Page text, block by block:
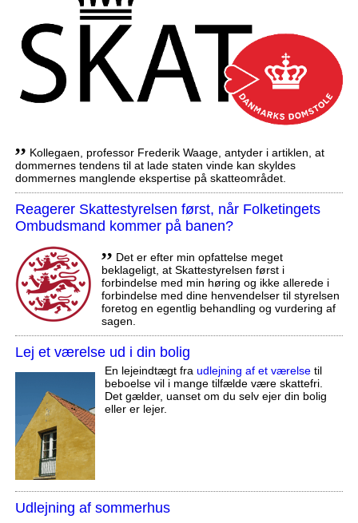
,, Kollegaen, professor Frederik Waage, antyder i artiklen, at
dommernes tendens til at lade staten vinde kan skyldes
dommernes manglende ekspertise på skatteområdet.
Reagerer Skattestyrelsen først, når Folketingets
Ombudsmand kommer på banen?
,, Det er efter min opfattelse meget
beklageligt, at Skattestyrelsen først i
forbindelse med min høring og ikke allerede i
forbindelse med dine henvendelser til styrelsen
foretog en egentlig behandling og vurdering af
sagen.
Lej et værelse ud i din bolig
En lejeindtægt fra udlejning af et værelsetil
beboelse vil i mange tilfælde være skattefri.
Det gælder, uanset om du selv ejer din bolig
eller er lejer.
Udlejning af sommerhus